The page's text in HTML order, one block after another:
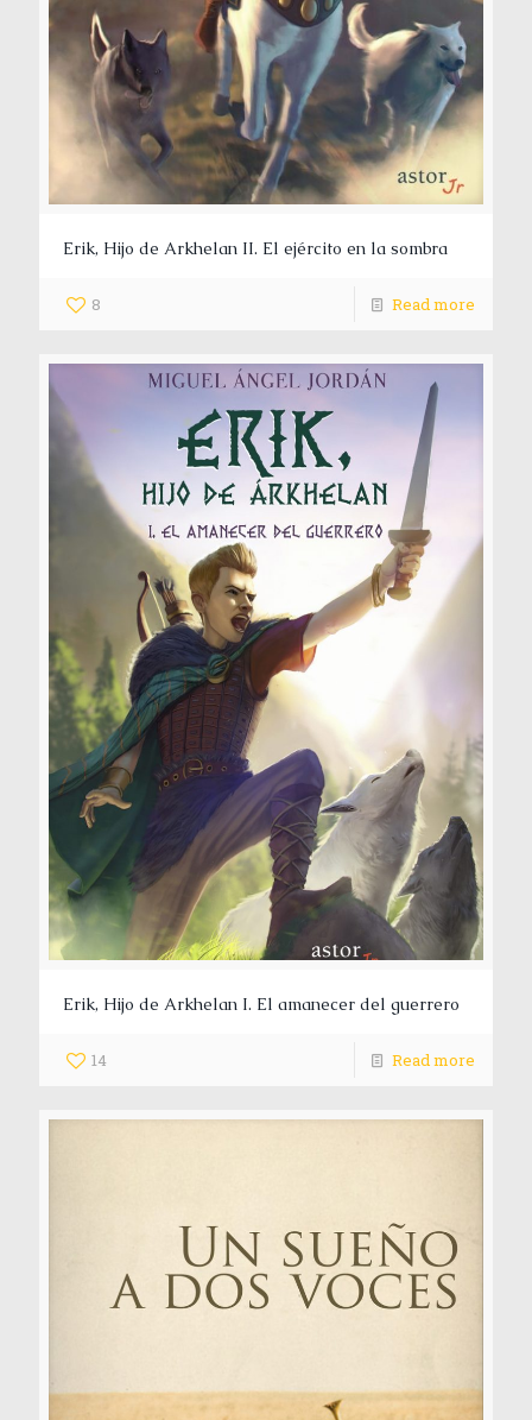
Erik, Hijo de Arkhelan II. El ejército en la sombra
8 Read more
Erik, Hijo de Arkhelan I. El amanecer del guerrero
14 Read more